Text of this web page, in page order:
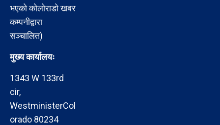
भएको कोलोराडो खबर
कम्पनीद्वारा
सञ्चालित)
मुख्य कार्यालयः
1343 W 133rd
cir,
WestministerCol
orado 80234